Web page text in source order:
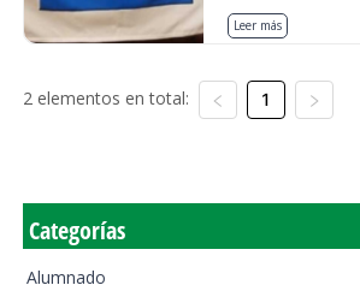
Leer más
2 elementos en total: 1
Categorías
Alumnado